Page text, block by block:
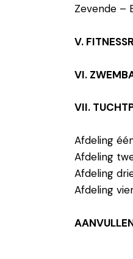
Zevende –
V.
VI.
VII.
Afdeling
Afdeling
Afdeling
Afdeling